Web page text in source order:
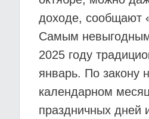
доходе, сообщают
Самым
2025 году
январь. По закону
календарном
праздничных дней